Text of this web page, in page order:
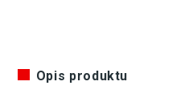
Opis produktu